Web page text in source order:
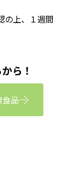
の上、１週間
ら！
品